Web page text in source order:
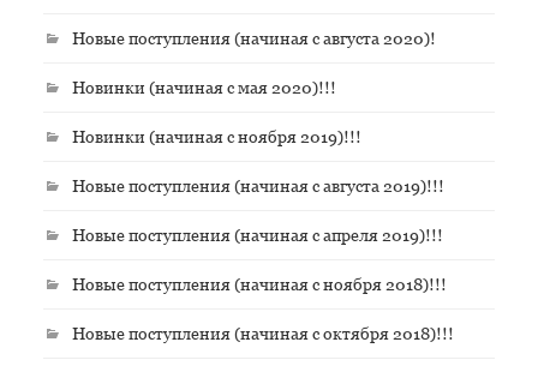
Новые поступления (начиная с августа 2020)!
Новинки (начиная с мая 2020)!!!
Новинки (начиная с ноября 2019)!!!
Новые поступления (начиная с августа 2019)!!!
Новые поступления (начиная с апреля 2019)!!!
Новые поступления (начиная с ноября 2018)!!!
Новые поступления (начиная с октября 2018)!!!